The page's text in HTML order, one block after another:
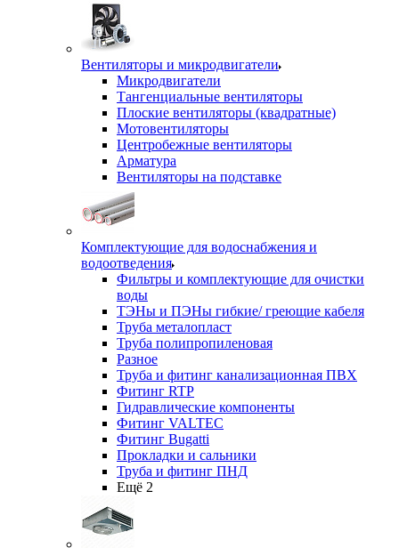
Вентиляторы и микродвигатели
Микродвигатели
Тангенциальные вентиляторы
Плоские вентиляторы (квадратные)
Мотовентиляторы
Центробежные вентиляторы
Арматура
Вентиляторы на подставке
Комплектующие для водоснабжения и
водоотведения
Фильтры и комплектующие для очистки
воды
ТЭНы и ПЭНы гибкие/ греющие кабеля
Труба металопласт
Труба полипропиленовая
Разное
Труба и фитинг канализационная ПВХ
Фитинг RTP
Гидравлические компоненты
Фитинг VALTEC
Фитинг Bugatti
Прокладки и сальники
Труба и фитинг ПНД
Ещё 2